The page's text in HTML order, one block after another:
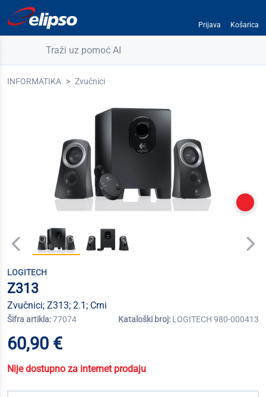
Prijava Košarica
Traži uz pomoć AI
INFORMATIKA Zvučnici
LOGITECH
Z313
Zvučnici; Z313; 2.1; Crni
Šifra artikla:77074 Kataloški broj: LOGITECH 980-000413
60,90 €
Nije dostupno za internet prodaju